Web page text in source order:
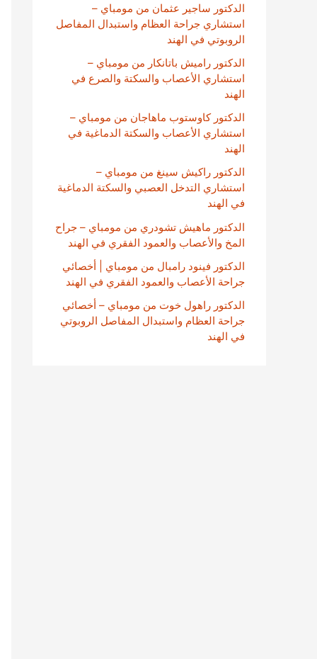
الدكتور ساجير عثمان من مومباي –
استشاري جراحة العظام واستبدال المفاصل
الروبوتي في الهند
الدكتور راميش باتانكار من مومباي –
استشاري الأعصاب والسكتة والصرع في
الهند
الدكتور كاوستوب ماهاجان من مومباي –
استشاري الأعصاب والسكتة الدماغية في
الهند
الدكتور راكيش سينغ من مومباي –
استشاري التدخل العصبي والسكتة الدماغية
في الهند
الدكتور ماهيش تشودري من مومباي – جراح
المخ والأعصاب والعمود الفقري في الهند
الدكتور فينود رامبال من مومباي | أخصائي
جراحة الأعصاب والعمود الفقري في الهند
الدكتور راهول خوت من مومباي – أخصائي
جراحة العظام واستبدال المفاصل الروبوتي
في الهند